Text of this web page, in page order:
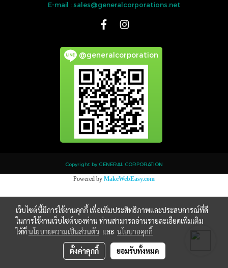
E-mail : sales@generalcorporations.net
@generalcorporation
Copyright by GENERAL CORPORATION
Powered by MakeWebEasy.com
เว็บไซต์นี้มีการใช้งานคุกกี้ เพื่อเพิ่มประสิทธิภาพและประสบการณ์ที่ดี
ในการใช้งานเว็บไซต์ของท่าน ท่านสามารถอ่านรายละเอียดเพิ่มเติม
ได้ที่นโยบายความเป็นส่วนตัว และ นโยบายคุกกี้
ตั้งค่าคุกกี้ ยอมรับทั้งหมด